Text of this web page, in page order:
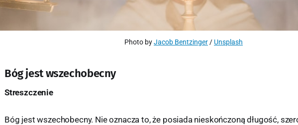
Photo by Jacob Bentzinger / Unsplash
Bóg jest wszechobecny
Streszczenie
Bóg jest wszechobecny. Nie oznacza to, że posiada nieskończoną długość,